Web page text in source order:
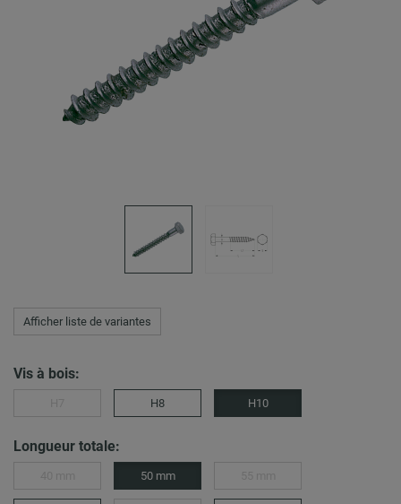
Afficher liste de variantes
Vis à bois:
H8 H10
Longueur totale:
50 mm